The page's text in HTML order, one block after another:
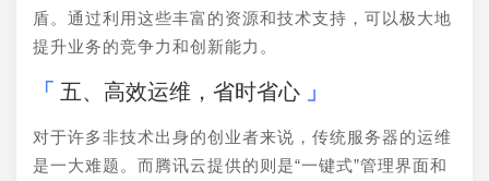
盾。通过利用这些丰富的资源和技术支持，可以极大地
提升业务的竞争力和创新能力。
五、高效运维，省时省心
对于许多非技术出身的创业者来说，传统服务器的运维
是一大难题。而腾讯云提供的则是“一键式”管理界面和